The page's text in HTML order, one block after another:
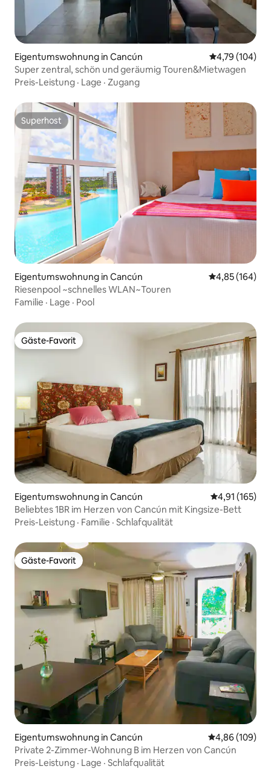
Eigentumswohnung in Cancún
4,79 (104)
Super zentral, schön und geräumig Touren&Mietwagen
Preis-Leistung · Lage · Zugang
Superhost
Superhost
Eigentumswohnung in Cancún
4,85 (164)
Riesenpool ~schnelles WLAN~Touren
Familie · Lage · Pool
Gäste-Favorit
Gäste-Favorit
Eigentumswohnung in Cancún
4,91 (165)
Beliebtes 1BR im Herzen von Cancún mit Kingsize-Bett
Preis-Leistung · Familie · Schlafqualität
Gäste-Favorit
Gäste-Favorit
Eigentumswohnung in Cancún
4,86 (109)
Private 2-Zimmer-Wohnung B im Herzen von Cancún
Preis-Leistung · Lage · Schlafqualität